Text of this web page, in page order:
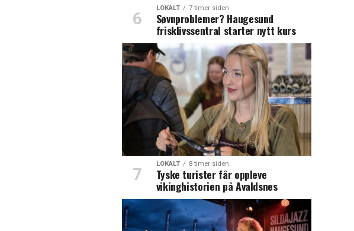
LOKALT 7 timer siden
Søvnproblemer? Haugesund
frisklivssentral starter nytt kurs
LOKALT 8 timer siden
Tyske turister får oppleve
vikinghistorien på Avaldsnes